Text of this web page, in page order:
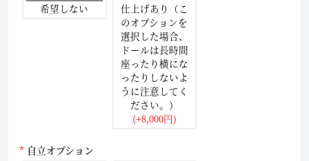
希望しない
仕上げあり（こ
のオプションを
選択した場合、
ドールは長時間
座ったり横にな
ったりしないよ
うに注意してく
ださい。）
(+8,000円)
自立オプション